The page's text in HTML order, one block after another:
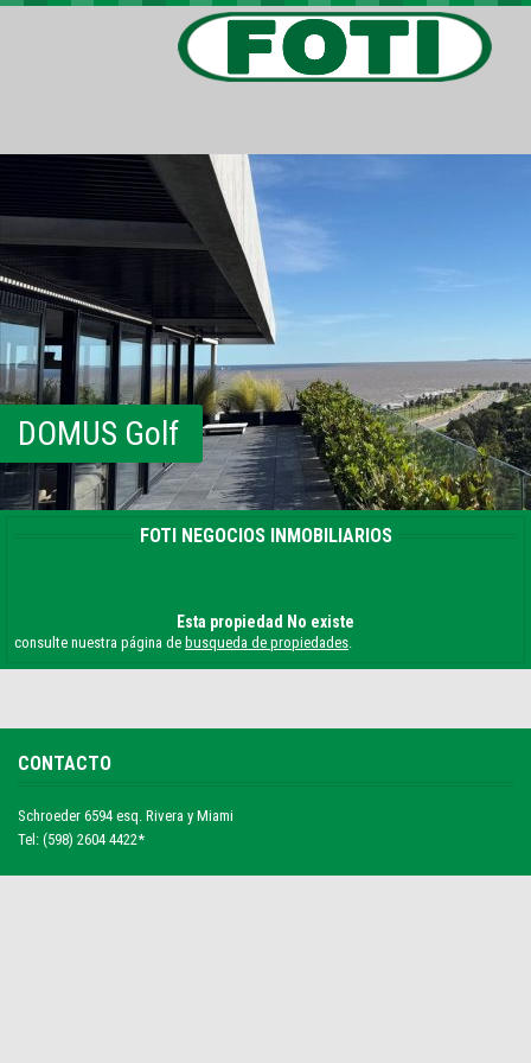
BARRIOS PRIVADOS
VIV. SOCIAL
CONTACTO
DOMUS Golf
FOTI NEGOCIOS INMOBILIARIOS
Esta propiedad No existe
consulte nuestra página de busqueda de propiedades.
CONTACTO
Schroeder 6594 esq. Rivera y Miami
Tel: (598) 2604 4422*